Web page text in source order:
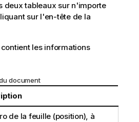
deux tableaux sur n'importe
sur l'en-tête de la
contient les informations
document
de la feuille (position), à